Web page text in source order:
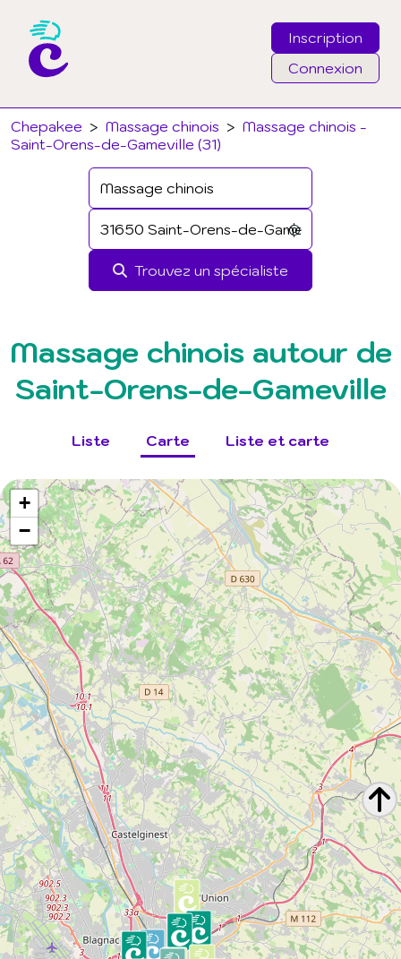
Inscription
Connexion
Chepakee > Massage chinois > Massage chinois -
Saint-Orens-de-Gameville (31)
Trouvez un spécialiste
Email
Mot de passe
J'ai oublié mon mot de passe
Connexion
Massage chinois autour de
Saint-Orens-de-Gameville
Liste Carte Liste et carte
+
−